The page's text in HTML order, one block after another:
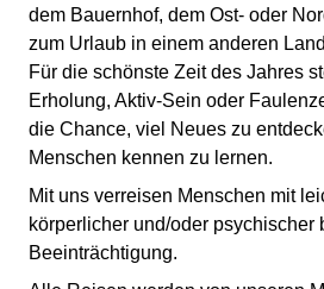
dem Bauernhof, dem Ost- oder
zum Urlaub in einem anderen
Für die schönste Zeit des Jahres
Erholung, Aktiv-Sein oder
die Chance, viel Neues zu
Menschen kennen zu lernen.
Mit uns verreisen Menschen mit
körperlicher und/oder psychischer
Beeinträchtigung.